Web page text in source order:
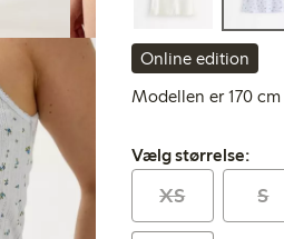
Online edition
Modellen er 170
Vælg størrelse:
Vælg størrelse:
XS S